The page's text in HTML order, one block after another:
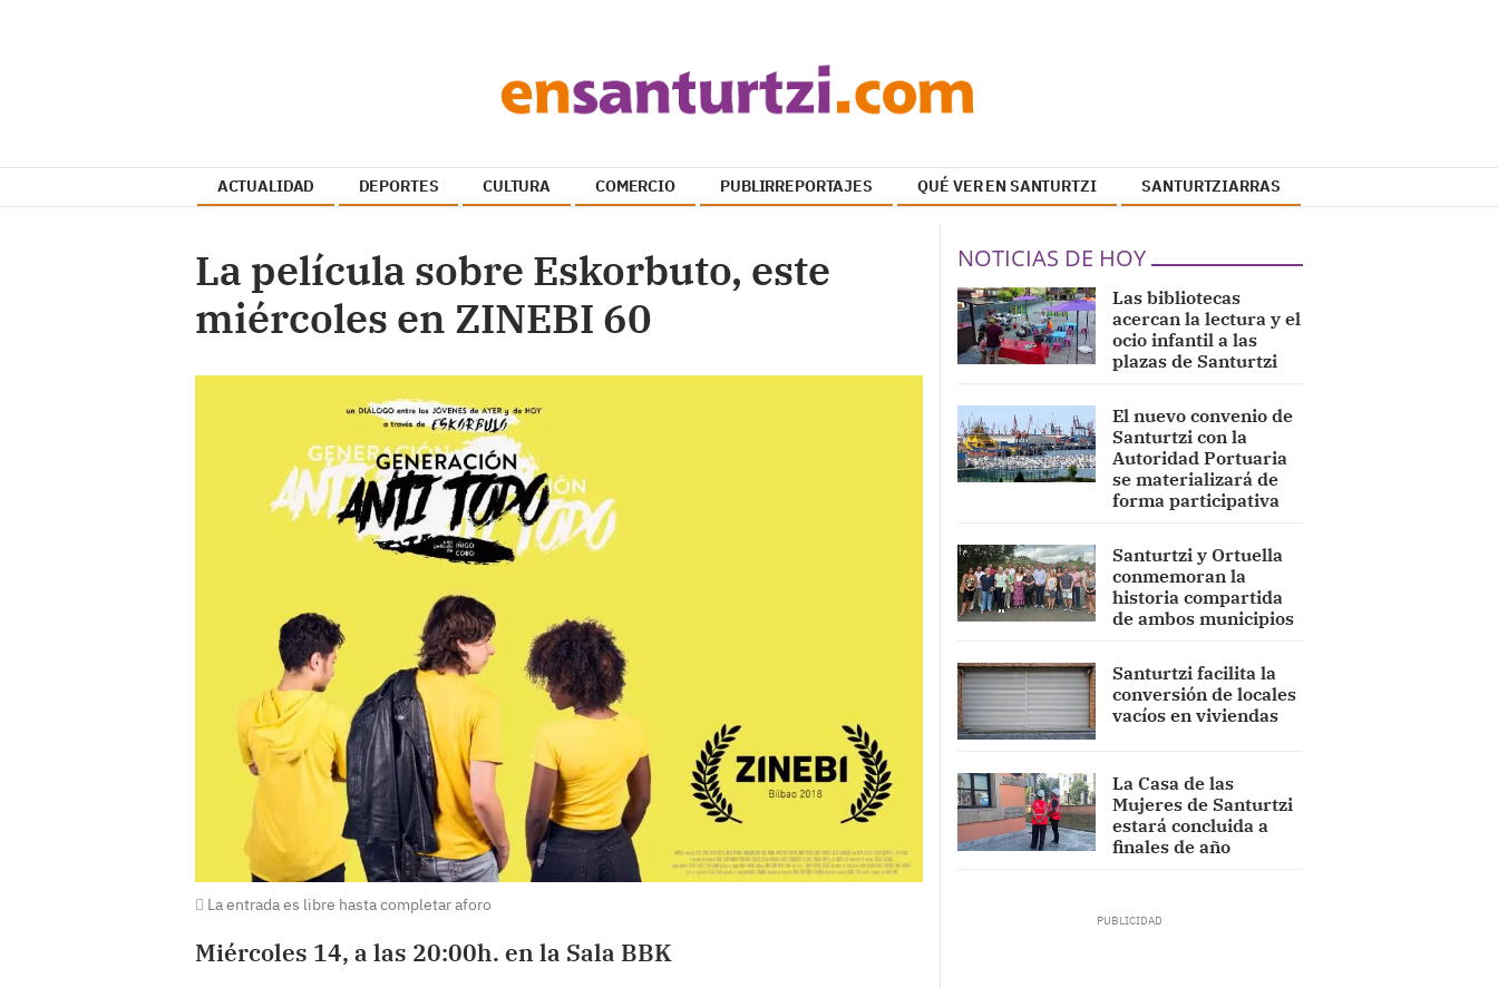
ACTUALIDAD DEPORTES CULTURA COMERCIO PUBLIRREPORTAJES QUÉ VER EN SANTURTZI SANTURTZIARRAS
La película sobre Eskorbuto, este
miércoles en ZINEBI 60
La entrada es libre hasta completar aforo
Miércoles 14, a las 20:00h. en la Sala BBK
NOTICIAS DE HOY
Las bibliotecas
acercan la lectura y el
ocio infantil a las
plazas de Santurtzi
El nuevo convenio de
Santurtzi con la
Autoridad Portuaria
se materializará de
forma participativa
Santurtzi y Ortuella
conmemoran la
historia compartida
de ambos municipios
Santurtzi facilita la
conversión de locales
vacíos en viviendas
La Casa de las
Mujeres de Santurtzi
estará concluida a
finales de año